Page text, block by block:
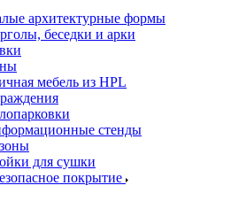
архитектурные формы
беседки и арки
мебель из HPL
стенды
для сушки
покрытие